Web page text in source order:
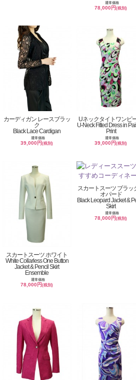
通常価格
78,000円(税別)
カーディガン レースブラッ
ク
Black Lace Cardigan
通常価格
39,000円(税別)
Uネックタイトワンピ
U-Neck Fitted Dress in
Print
通常価格
39,000円(税別)
スカートスーツ ホワイト
White Collarless One Button
Jacket & Pencil Skirt
Ensemble
通常価格
78,000円(税別)
スカートスーツ ブラッ
オパード
Black Leopard Jacket &
Skirt
通常価格
78,000円(税別)